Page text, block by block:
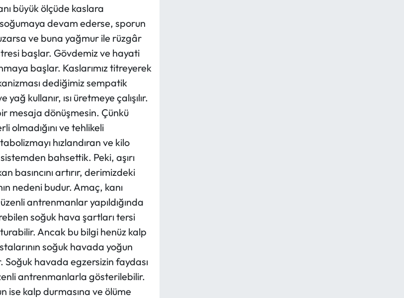
büyük ölçüde kaslara
devam ederse, sporun
ve buna yağmur ile rüzgâr
başlar. Gövdemiz ve hayati
başlar. Kaslarımız titreyerek
dediğimiz sempatik
kullanır, ısı üretmeye çalışılır.
mesaja dönüşmesin. Çünkü
olmadığını ve tehlikeli
hızlandıran ve kilo
bahsettik. Peki, aşırı
basıncını artırır, derimizdeki
nedeni budur. Amaç, kanı
antrenmanlar yapıldığında
soğuk hava şartları tersi
Ancak bu bilgi henüz kalp
soğuk havada yoğun
havada egzersizin faydası
antrenmanlarla gösterilebilir.
ise kalp durmasına ve ölüme